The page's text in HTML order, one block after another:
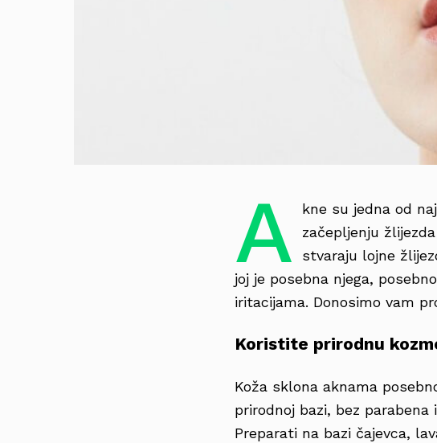
A
kne su jedna od
začepljenju
stvaraju lojne
joj je posebna njega,
iritacijama. Donosimo vam
Koristite prirodnu
Koža sklona aknama
prirodnoj bazi, bez parabena
Preparati na bazi čajevca,